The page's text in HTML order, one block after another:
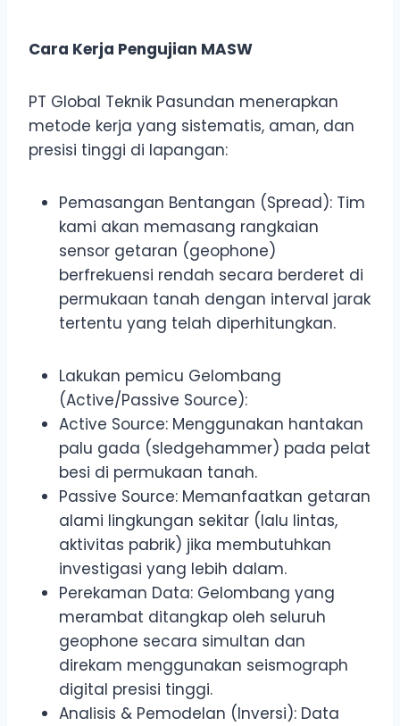
Cara Kerja Pengujian MASW
PT Global Teknik Pasundan menerapkan
metode kerja yang sistematis, aman, dan
presisi tinggi di lapangan:
Pemasangan Bentangan (Spread): Tim
kami akan memasang rangkaian
sensor getaran (geophone)
berfrekuensi rendah secara berderet di
permukaan tanah dengan interval jarak
tertentu yang telah diperhitungkan.
Lakukan pemicu Gelombang
(Active/Passive Source):
Active Source: Menggunakan hantakan
palu gada (sledgehammer) pada pelat
besi di permukaan tanah.
Passive Source: Memanfaatkan getaran
alami lingkungan sekitar (lalu lintas,
aktivitas pabrik) jika membutuhkan
investigasi yang lebih dalam.
Perekaman Data: Gelombang yang
merambat ditangkap oleh seluruh
geophone secara simultan dan
direkam menggunakan seismograph
digital presisi tinggi.
Analisis & Pemodelan (Inversi): Data